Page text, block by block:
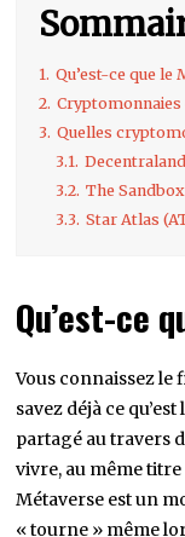
1. Qu’est-ce que le
2. Cryptomonnaies
3. Quelles
3.1.
3.2. The
3.3. Star Atlas
Qu’est-ce
Vous connaissez le
savez déjà ce
partagé au travers
vivre, au même
Métaverse est un
« tourne » même